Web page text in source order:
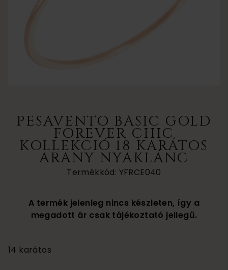
PESAVENTO BASIC GOLD
FOREVER CHIC
KOLLEKCIÓ 18 KARÁTOS
ARANY NYAKLÁNC
Termékkód: YFRCE040
A termék jelenleg nincs készleten, így a
megadott ár csak tájékoztató jellegű.
14 karátos